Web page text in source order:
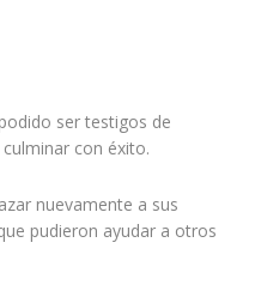
ser testigos de
con éxito.
nuevamente a sus
pudieron ayudar a otros